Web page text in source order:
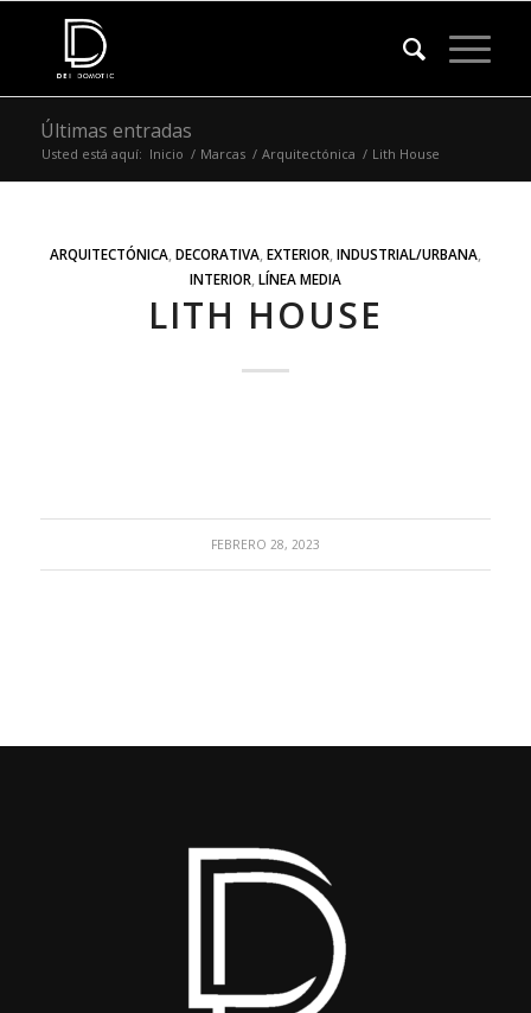
Últimas entradas
Usted está aquí: Inicio / Marcas / Arquitectónica / Lith House
ARQUITECTÓNICA, DECORATIVA, EXTERIOR INDUSTRIAL/URBANA,
INTERIOR LÍNEA MEDIA
LITH HOUSE
FEBRERO 28, 2023